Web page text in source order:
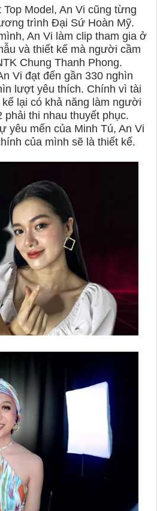
Model, An Vi cũng từng
trình Đại Sứ Hoàn Mỹ.
An Vi làm clip tham gia ở
và thiết kế mà người cầm
Chung Thanh Phong.
Vi đạt đến gần 330 nghìn
lượt yêu thích. Chính vì tài
lại có khả năng làm người
phải thi nhau thuyết phục.
yêu mến của Minh Tú, An Vi
của mình sẽ là thiết kế.